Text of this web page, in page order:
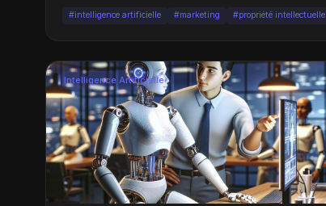
#intelligence artificielle #marketing #propriété intellectuelle
Intelligence Artificielle